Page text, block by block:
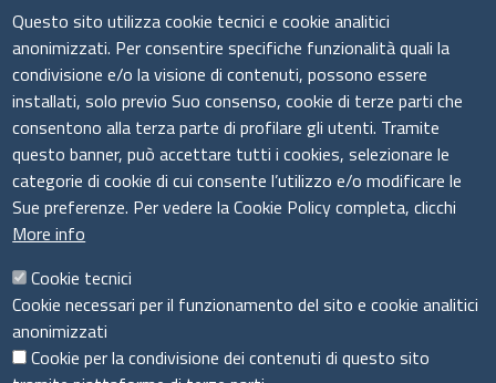
Seguici su
Il sistema camerale
Questo sito utilizza cookie tecnici e cookie analitici
anonimizzati. Per consentire specifiche funzionalità quali la
condivisione e/o la visione di contenuti, possono essere
installati, solo previo Suo consenso, cookie di terze parti che
consentono alla terza parte di profilare gli utenti. Tramite
questo banner, può accettare tutti i cookies, selezionare le
categorie di cookie di cui consente l’utilizzo e/o modificare le
Sue preferenze. Per vedere la Cookie Policy completa, clicchi
More info
Cookie tecnici
Cookie necessari per il funzionamento del sito e cookie analitici
anonimizzati
Cookie per la condivisione dei contenuti di questo sito